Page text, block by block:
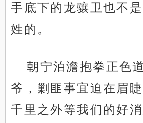
手底下的龙骧卫也不
姓的。
朝宁泊澹抱拳正色
爷，剿匪事宜迫在眉
千里之外等我们的好